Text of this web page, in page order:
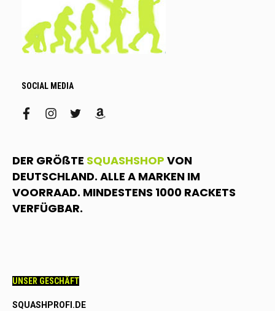
SOCIAL MEDIA
facebookinstagram
twitteramazon
DER GRÖßTE SQUASHSHOP VON
DEUTSCHLAND. ALLE A MARKEN IM
VOORRAAD. MINDESTENS 1000 RACKETS
VERFÜGBAR.
UNSER GESCHÄFT
SQUASHPROFI.DE